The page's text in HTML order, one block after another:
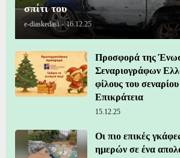
σπίτι του
e-diaskedasi - 16.12.25
Προσφορά της
Σεναριογράφων
φίλους του
Επικράτεια
15.12.25
Οι πιο επικές
ημερών σε ένα